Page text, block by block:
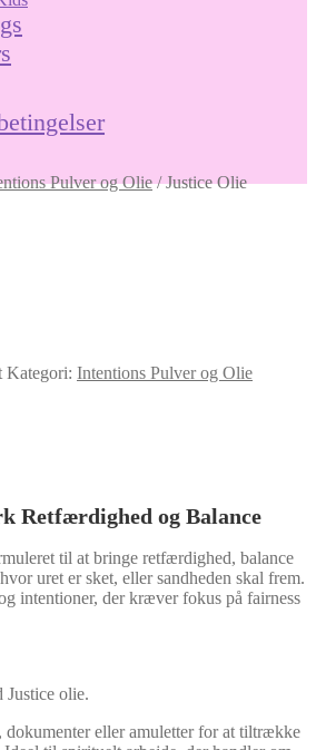
Pulver og Olie/Justice Olie
Kategori: Intentions Pulver og Olie
Retfærdighed og Balance
til at bringe retfærdighed, balance
uret er sket, eller sandheden skal frem.
intentioner, der kræver fokus på fairness
olie.
dokumenter eller amuletter for at tiltrække